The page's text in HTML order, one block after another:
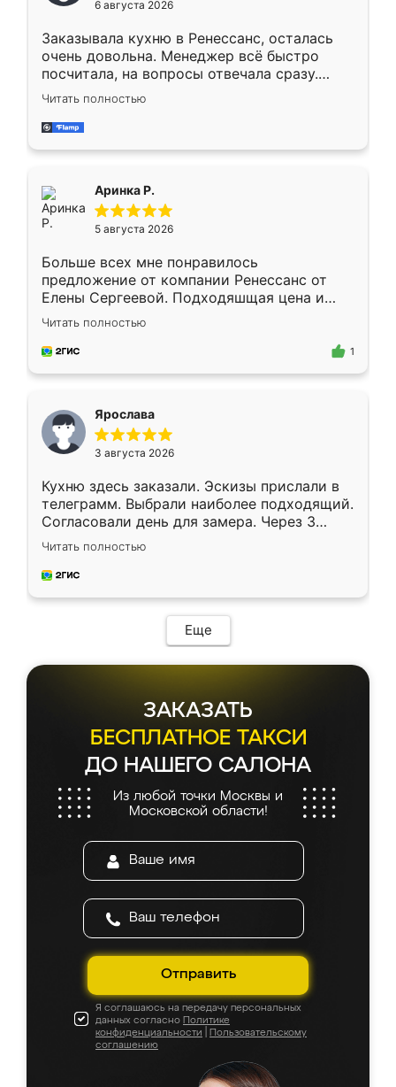
мебели буду заказывать только здесь.
6 августа 2026
Заказывала кухню в Ренессанс, осталась
очень довольна. Менеджер всё быстро
посчитала, на вопросы отвечала сразу.
Замерщик приехал в субботу, подошёл к
делу со всей ответственностью. Собрали
за день, ребята работали аккуратно, даже
Читать полностью
Аринка Р.
5 августа 2026
Больше всех мне понравилось
предложение от компании Ренессанс от
Елены Сергеевой. Подходяшщая цена и
короткие сроки изготовления. Приехавший
для замера сотрудник Владислав
предложил по моему эскизу самый
Читать полностью
1
Ярослава
3 августа 2026
Кухню здесь заказали. Эскизы прислали в
телеграмм. Выбрали наиболее подходящий.
Согласовали день для замера. Через 3
недели кухня была уже готова. Остались
довольны работой. Спасибо Ренессанс
мебель за качественную работу!
Читать полностью
Еще
ЗАКАЗАТЬ
БЕСПЛАТНОЕ ТАКСИ
ДО НАШЕГО САЛОНА
Из любой точки Москвы и
Московской области!
Отправить
Я соглашаюсь на передачу персональных
данных согласно Политике
конфиденциальности
Пользовательскому
соглашению